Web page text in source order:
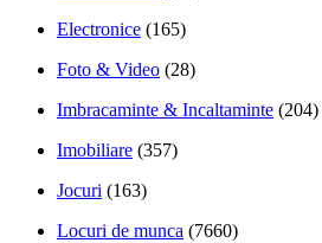
Electronice (165)
Foto & Video (28)
Imbracaminte & Incaltaminte (204)
Imobiliare (357)
Jocuri (163)
Locuri de munca (7660)